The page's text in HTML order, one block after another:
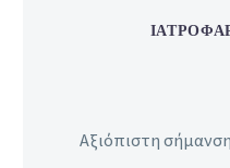
Αξιόπιστη